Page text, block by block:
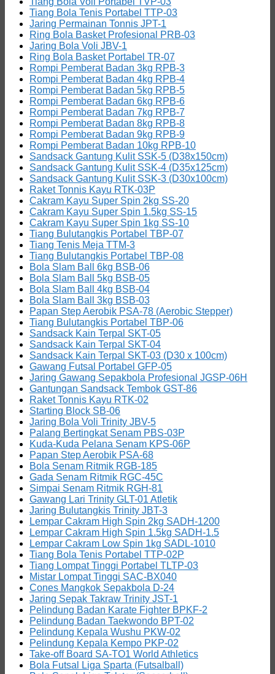
Tiang Bola Tenis Portabel TTP-03
Jaring Permainan Tonnis JPT-1
Ring Bola Basket Profesional PRB-03
Jaring Bola Voli JBV-1
Ring Bola Basket Portabel TR-07
Rompi Pemberat Badan 3kg RPB-3
Rompi Pemberat Badan 4kg RPB-4
Rompi Pemberat Badan 5kg RPB-5
Rompi Pemberat Badan 6kg RPB-6
Rompi Pemberat Badan 7kg RPB-7
Rompi Pemberat Badan 8kg RPB-8
Rompi Pemberat Badan 9kg RPB-9
Rompi Pemberat Badan 10kg RPB-10
Sandsack Gantung Kulit SSK-5 (D38x150cm)
Sandsack Gantung Kulit SSK-4 (D35x125cm)
Sandsack Gantung Kulit SSK-3 (D30x100cm)
Raket Tonnis Kayu RTK-03P
Cakram Kayu Super Spin 2kg SS-20
Cakram Kayu Super Spin 1.5kg SS-15
Cakram Kayu Super Spin 1kg SS-10
Tiang Bulutangkis Portabel TBP-07
Tiang Tenis Meja TTM-3
Tiang Bulutangkis Portabel TBP-08
Bola Slam Ball 6kg BSB-06
Bola Slam Ball 5kg BSB-05
Bola Slam Ball 4kg BSB-04
Bola Slam Ball 3kg BSB-03
Papan Step Aerobik PSA-78 (Aerobic Stepper)
Tiang Bulutangkis Portabel TBP-06
Sandsack Kain Terpal SKT-05
Sandsack Kain Terpal SKT-04
Sandsack Kain Terpal SKT-03 (D30 x 100cm)
Gawang Futsal Portabel GFP-05
Jaring Gawang Sepakbola Profesional JGSP-06H
Gantungan Sandsack Tembok GST-86
Raket Tonnis Kayu RTK-02
Starting Block SB-06
Jaring Bola Voli Trinity JBV-5
Palang Bertingkat Senam PBS-03P
Kuda-Kuda Pelana Senam KPS-06P
Papan Step Aerobik PSA-68
Bola Senam Ritmik RGB-185
Gada Senam Ritmik RGC-45C
Simpai Senam Ritmik RGH-81
Gawang Lari Trinity GLT-01 Atletik
Jaring Bulutangkis Trinity JBT-3
Lempar Cakram High Spin 2kg SADH-1200
Lempar Cakram High Spin 1.5kg SADH-1.5
Lempar Cakram Low Spin 1kg SADL-1010
Tiang Bola Tenis Portabel TTP-02P
Tiang Lompat Tinggi Portabel TLTP-03
Mistar Lompat Tinggi SAC-BX040
Cones Mangkok Sepakbola D-24
Jaring Sepak Takraw Trinity JST-1
Pelindung Badan Karate Fighter BPKF-2
Pelindung Badan Taekwondo BPT-02
Pelindung Kepala Wushu PKW-02
Pelindung Kepala Kempo PKP-02
Take-off Board SA-TO1 World Athletics
Bola Futsal Liga Sparta (Futsalball)